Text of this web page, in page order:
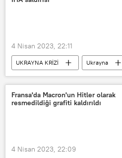
4 Nisan 2023, 22:11
UKRAYNA KRİZİ
Ukrayna
Rusya
belgorod
İHA
Saldırı
Fransa'da Macron'un Hitler olarak
resmedildiği grafiti kaldırıldı
4 Nisan 2023, 22:09